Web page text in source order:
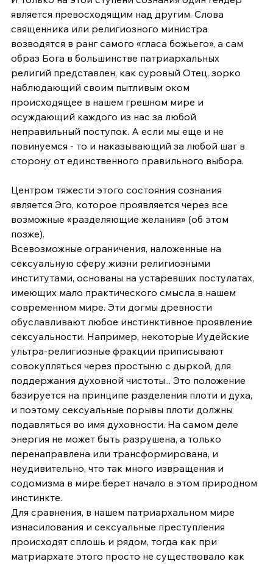
является превосходящим над другим. Слова
священника или религиозного министра
возводятся в ранг самого «гласа божьего», а сам
образ Бога в большинстве патриархальных
религий представлен, как суровый Отец, зорко
наблюдающий своим пытливым оком
происходящее в нашем грешном мире и
осуждающий каждого из нас за любой
неправильный поступок. А если мы еще и не
повинуемся - то и наказывающий за любой шаг в
сторону от единственного правильного выбора.
Центром тяжести этого состояния сознания
является Эго, которое проявляется через все
возможные «разделяющие желания» (об этом
позже).
Всевозможные ограничения, наложенные на
сексуальную сферу жизни религиозными
институтами, основаны на устаревших постулатах,
имеющих мало практического смысла в нашем
современном мире. Эти догмы древности
обуславливают любое инстинктивное проявление
сексуальности. Например, некоторые Иудейские
ультра-религиозные фракции приписывают
совокупляться через простыню с дыркой, для
поддержания духовной чистоты... Это положение
базируется на принципе разделения плоти и духа,
и поэтому сексуальные порывы плоти должны
подавляться во имя духовности. На самом деле
энергия не может быть разрушена, а только
перенаправлена или трансформирована, и
неудивительно, что так много извращения и
содомизма в мире берет начало в этом природном
инстинкте.
Для сравнения, в нашем патриархальном мире
изнасилования и сексуальные преступления
происходят сплошь и рядом, тогда как при
матриархате этого просто не существовало как